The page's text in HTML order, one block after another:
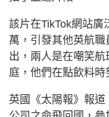
該片在TikTok網站廣
萬，引發其他英航
出，兩人是在嘲笑
庭，他們在點飲料時
英國《太陽報》報